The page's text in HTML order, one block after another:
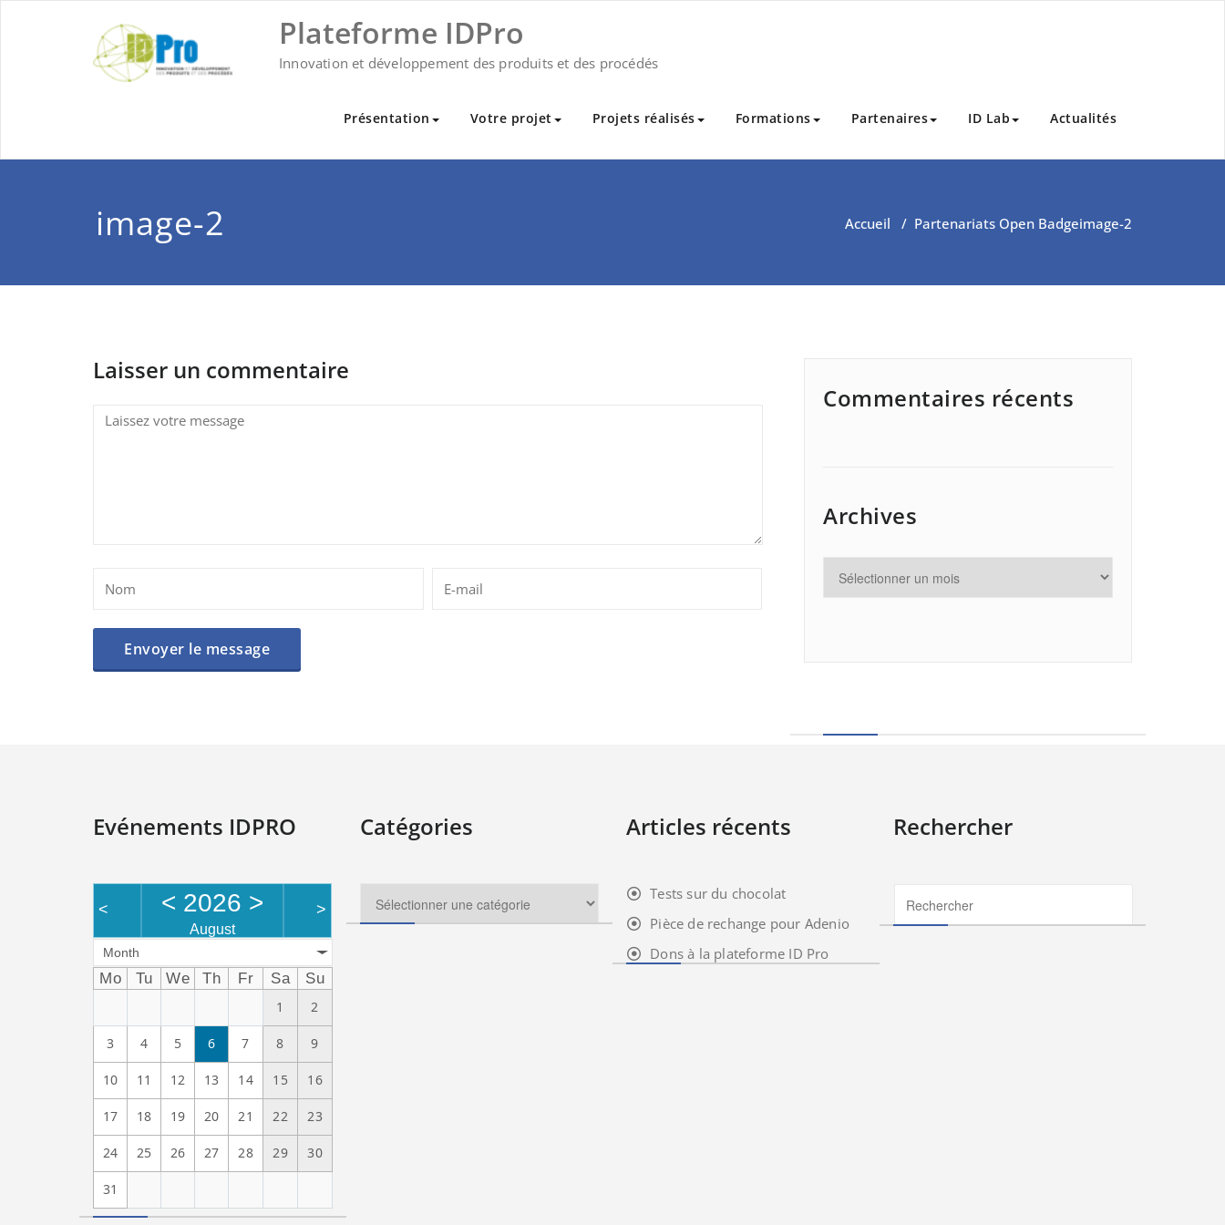
Plateforme IDPro
Innovation et développement des produits et des procédés
Présentation Votre projet Projets réalisés Formations Partenaires ID Lab Actualités
image-2 Accueil / Partenariats Open Badgeimage-2
Laisser un commentaire
Commentaires récents
Archives
Evénements IDPRO
< < 2026 >
August
>
Month
Mo Tu We Th Fr Sa
Su
1
2
3 4 5 6 7 8 9
10 11 12 13 14 15 16
17 18 19 20 21 22 23
24 25 26 27 28 29 30
31
Catégories Articles récents
Tests sur du chocolat
Pièce de rechange pour Adenio
Dons à la plateforme ID Pro
Rechercher